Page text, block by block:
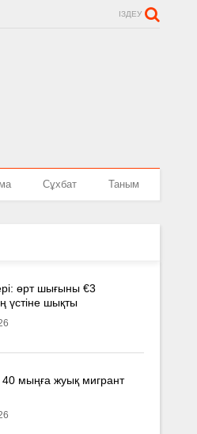
ІЗДЕУ
Сұхбат Таным
өрт шығыны €3
үстіне шықты
мыңға жуық мигрант